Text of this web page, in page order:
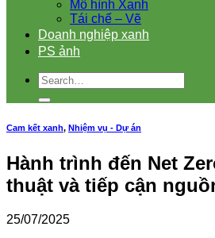
Mô hình Xanh
Tái chế – Vẽ
Doanh nghiệp xanh
PS ảnh
Cam kết xanh, Nhiệm vụ - Dự án
Hành trình đến Net
thuật và tiếp cận
25/07/2025